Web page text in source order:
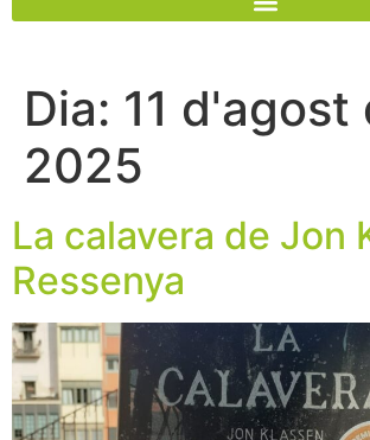
Dia: 11 d'agost
2025
La calavera de Jon
Ressenya